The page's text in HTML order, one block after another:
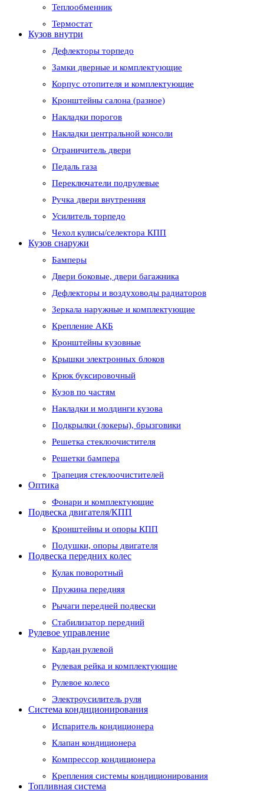
Теплообменник
Термостат
Кузов внутри
Дефлекторы торпедо
Замки дверные и комплектующие
Корпус отопителя и комплектующие
Кронштейны салона (разное)
Накладки порогов
Накладки центральной консоли
Ограничитель двери
Педаль газа
Переключатели подрулевые
Ручка двери внутренняя
Усилитель торпедо
Чехол кулисы/селектора КПП
Кузов снаружи
Бамперы
Двери боковые, двери багажника
Дефлекторы и воздуховоды радиаторов
Зеркала наружные и комплектующие
Крепление АКБ
Кронштейны кузовные
Крышки электронных блоков
Крюк буксировочный
Кузов по частям
Накладки и молдинги кузова
Подкрылки (локеры), брызговики
Решетка стеклоочистителя
Решетки бампера
Трапеция стеклоочистителей
Оптика
Фонари и комплектующие
Подвеска двигателя/КПП
Кронштейны и опоры КПП
Подушки, опоры двигателя
Подвеска передних колес
Кулак поворотный
Пружина передняя
Рычаги передней подвески
Стабилизатор передний
Рулевое управление
Кардан рулевой
Рулевая рейка и комплектующие
Рулевое колесо
Электроусилитель руля
Система кондиционирования
Испаритель кондиционера
Клапан кондиционера
Компрессор кондиционера
Крепления системы кондиционирования
Топливная система